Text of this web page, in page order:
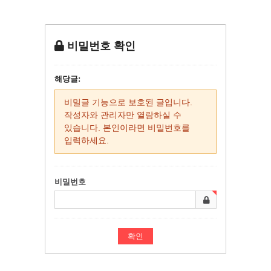
비밀번호 확인
해당글:
비밀글 기능으로 보호된 글입니다.
작성자와 관리자만 열람하실 수
있습니다. 본인이라면 비밀번호를
입력하세요.
비밀번호